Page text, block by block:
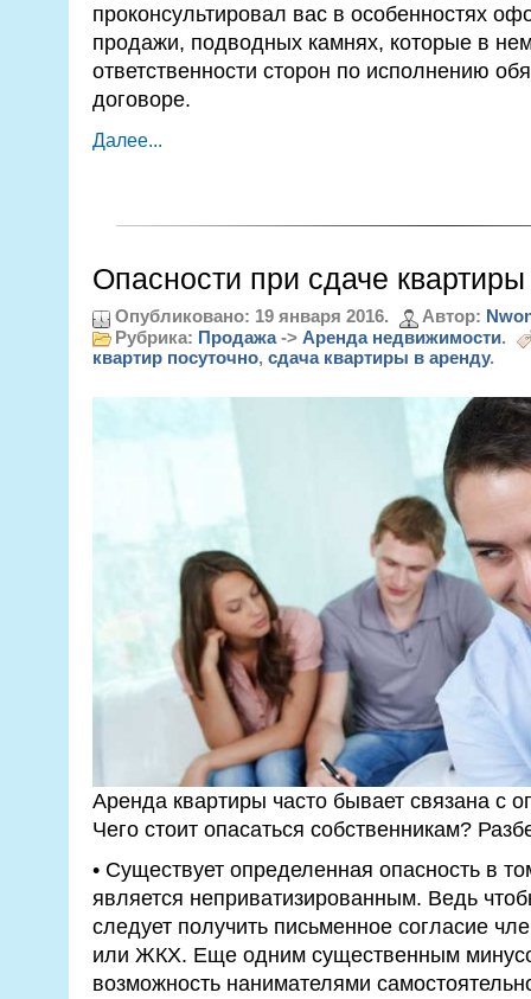
проконсультировал вас в особенностях
продажи, подводных камнях, которые в
ответственности сторон по исполнению
договоре.
Далее...
Опасности при сдаче
Опубликовано: 19 января 2016. Автор:
Рубрика: Продажа-> Аренда недвижимости.
квартир посуточно, сдача квартиры в аренду.
Аренда квартиры часто бывает связана с
Чего стоит опасаться собственникам?
• Существует определенная опасность в
является неприватизированным. Ведь
следует получить письменное согласие
или ЖКХ. Еще одним существенным
возможность нанимателями